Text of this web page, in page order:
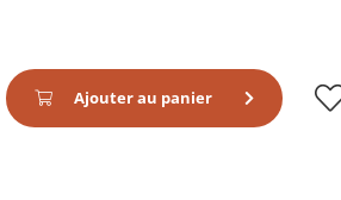
Ajouter au panier